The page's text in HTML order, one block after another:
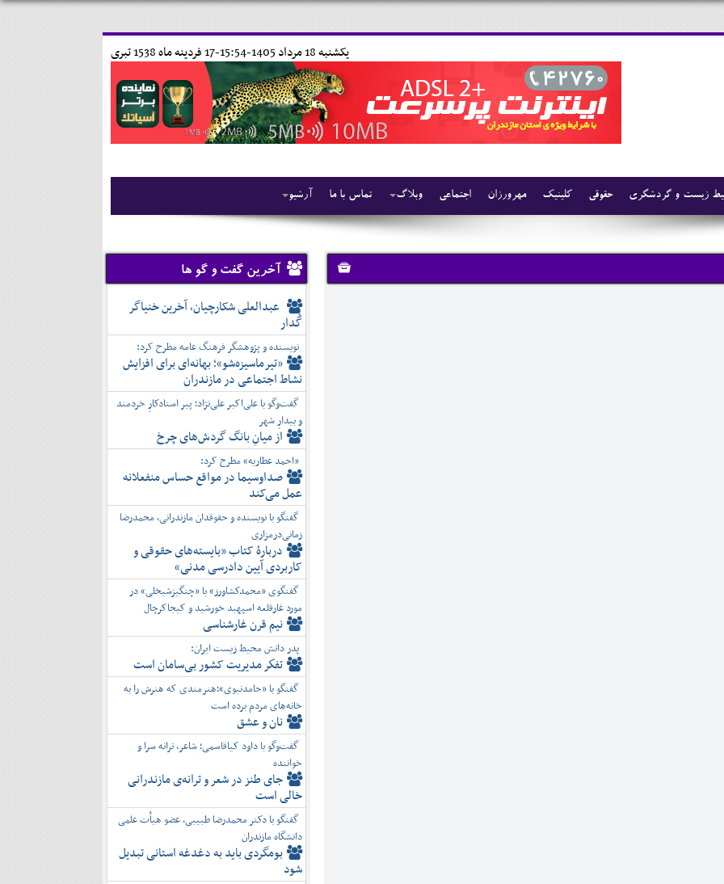
17 فردينه ماه 1538 تبری يکشنبه 18 مرداد 1405-15:54-
آرشیو تماس با ما وبلاگ اجتماعی مهرورزان کلینیک حقوقی زیست و گردشگری
آخرین گفت و گو ها
عبدالعلی شکارچیان، آخرین خنیاگر
گُدار
نویسنده و پژوهشگر فرهنگ عامه مطرح کرد:
«تیرماسیزه‌شو»؛ بهانه‌ای برای افزایش
نشاط اجتماعی در مازندران
گفت‌وگو با علی‌اکبر علی‌نژاد؛ پیر استادکارِ خردمند
و بیدارِ شهر
از میانِ بانگ گردش‌های چرخ
«احمد عطاریه» مطرح کرد:
صداوسیما در مواقع حساس منفعلانه
عمل می‌کند
گفتگو با نویسنده و حقوقدان مازندرانی، محمدرضا
زمانی‌درمزاری
دربارۀ کتاب ”بایسته‌های حقوقی و
کاربردی آیین دادرسی مدنی»
گفتگوی «محمدکشاورز» با «چنگیزشیخلی» در
مورد غارقلعه اسپهبد خورشید و کیجاکرچال
نیم قرن غارشناسی
پدر دانش محیط زیست ایران:
تفكر مديريت کشور بی‌سامان است
گفتگو با «حامدنبوی»؛هنرمندی که هنرش را به
خانه‌های مردم برده است
نان و عشق
گفت‌وگو با داود کیاقاسمی؛ شاعر، ترانه سرا و
خواننده
جای طنز در شعر و ترانه‌ی مازندرانی
خالی است
گفتگو با دکتر محمدرضا طبیبی، عضو هیأت علمی
دانشگاه مازندران
بومگردی باید به دغدغه استانی تبدیل
شود